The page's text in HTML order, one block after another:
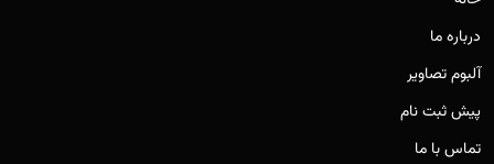
درباره ما
آلبوم تصاویر
پیش ثبت نام
تماس با ما